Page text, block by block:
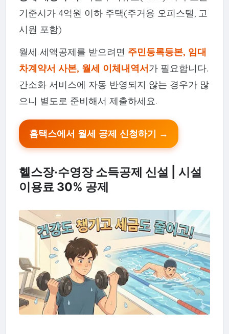
기준시가 4억원 이하 주택(주거용 오피스텔, 고
시원 포함)
월세 세액공제를 받으려면 주민등록등본, 임대
차계약서 사본, 월세 이체내역서가 필요합니다.
간소화 서비스에 자동 반영되지 않는 경우가 많
으니 별도로 준비해서 제출하세요.
홈택스에서 월세 공제 신청하기 →
헬스장·수영장 소득공제 신설 | 시설
이용료 30% 공제